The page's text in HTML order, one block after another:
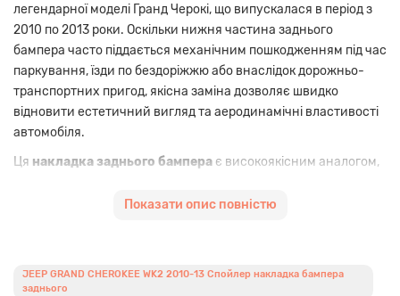
легендарної моделі Гранд Черокі, що випускалася в період з
2010 по 2013 роки. Оскільки нижня частина заднього
бампера часто піддається механічним пошкодженням під час
паркування, їзди по бездоріжжю або внаслідок дорожньо-
транспортних пригод, якісна заміна дозволяє швидко
відновити естетичний вигляд та аеродинамічні властивості
автомобіля.
Ця накладка заднього бампера є високоякісним аналогом,
стійкий до перепадів температур, впливу дорожніх реагентів
безпроблемний монтаж на штатні посадкові місця без
Показати опис повністю
JEEP GRAND CHEROKEE WK2 2010-13 Спойлер накладка бампера
заднього